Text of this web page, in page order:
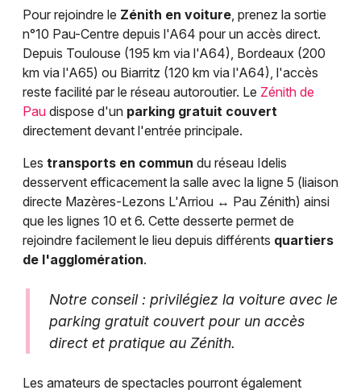
Pour rejoindre le Zénith en voiture, prenez la sortie
n°10 Pau-Centre depuis l'A64 pour un accès direct.
Depuis Toulouse (195 km via l'A64), Bordeaux (200
km via l'A65) ou Biarritz (120 km via l'A64), l'accès
reste facilité par le réseau autoroutier. Le Zénith de
Pau dispose d'un parking gratuit couvert
directement devant l'entrée principale.
Les transports en commun du réseau Idelis
desservent efficacement la salle avec la ligne 5 (liaison
directe Mazères-Lezons L'Arriou ↔ Pau Zénith) ainsi
que les lignes 10 et 6. Cette desserte permet de
rejoindre facilement le lieu depuis différents quartiers
de l'agglomération.
Notre conseil : privilégiez la voiture avec le
parking gratuit couvert pour un accès
direct et pratique au Zénith.
Les amateurs de spectacles pourront également